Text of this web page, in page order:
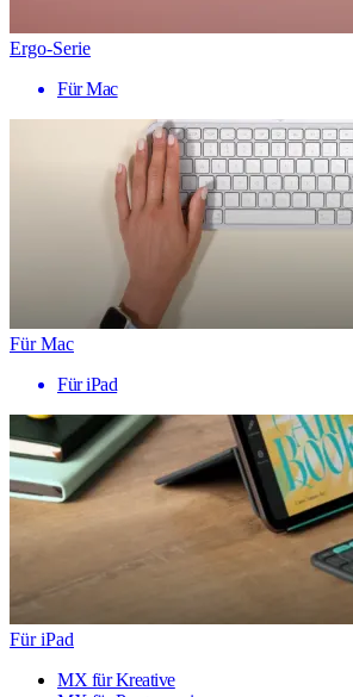
Ergo-Serie
Für Mac
Für Mac
Für iPad
Für iPad
MX für Kreative